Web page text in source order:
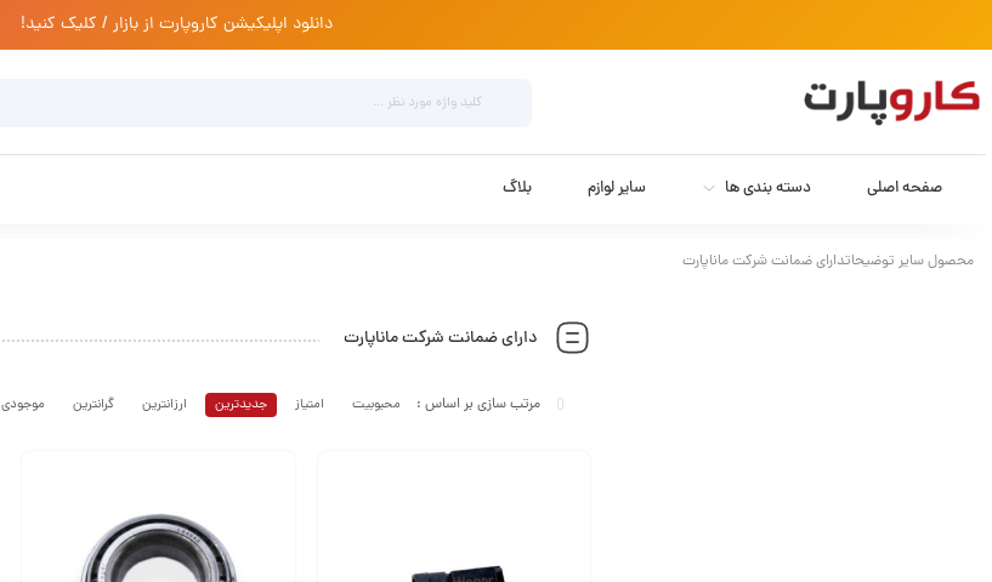
دانلود اپلیکیشن کاروپارت از بازار / کلیک کنید!
صفحه اصلی دسته بندی ها سایر لوازم بلاگ
محصول سایر توضیحاتدارای ضمانت شرکت ماناپارت
دارای ضمانت شرکت ماناپارت
محبوبیت امتیاز جدیدترین ارزانترین گرانترین موجودی